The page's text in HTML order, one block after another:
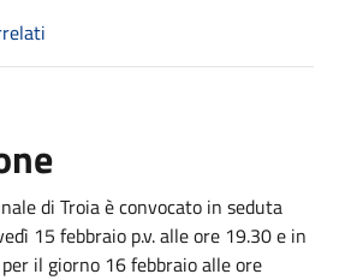
di Troia è convocato in seduta
15 febbraio p.v. alle ore 19.30 e in
il giorno 16 febbraio alle ore